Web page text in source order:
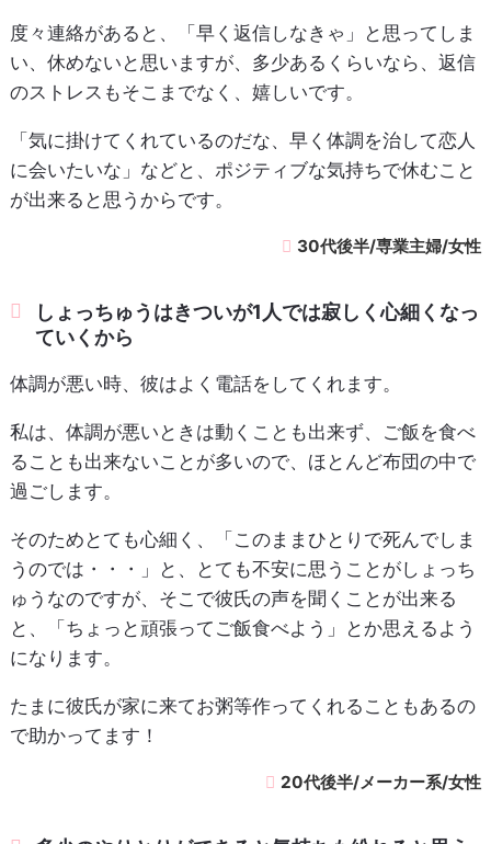
度々連絡があると、「早く返信しなきゃ」と思ってしま
い、休めないと思いますが、多少あるくらいなら、返信
のストレスもそこまでなく、嬉しいです。
「気に掛けてくれているのだな、早く体調を治して恋人
に会いたいな」などと、ポジティブな気持ちで休むこと
が出来ると思うからです。
30代後半/専業主婦/女性
しょっちゅうはきついが1人では寂しく心細くなっ
ていくから
体調が悪い時、彼はよく電話をしてくれます。
私は、体調が悪いときは動くことも出来ず、ご飯を食べ
ることも出来ないことが多いので、ほとんど布団の中で
過ごします。
そのためとても心細く、「このままひとりで死んでしま
うのでは・・・」と、とても不安に思うことがしょっち
ゅうなのですが、そこで彼氏の声を聞くことが出来る
と、「ちょっと頑張ってご飯食べよう」とか思えるよう
になります。
たまに彼氏が家に来てお粥等作ってくれることもあるの
で助かってます！
20代後半/メーカー系/女性